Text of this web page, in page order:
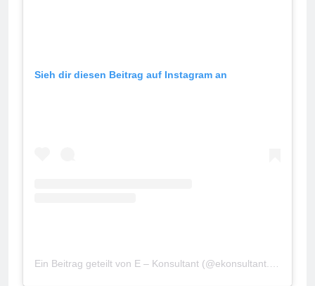
Sieh dir diesen Beitrag auf Instagram an